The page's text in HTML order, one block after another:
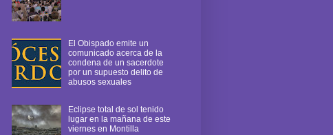
El Obispado emite un
comunicado acerca de la
condena de un sacerdote
por un supuesto delito de
abusos sexuales
Eclipse total de sol tenido
lugar en la mañana de este
viernes en Montilla